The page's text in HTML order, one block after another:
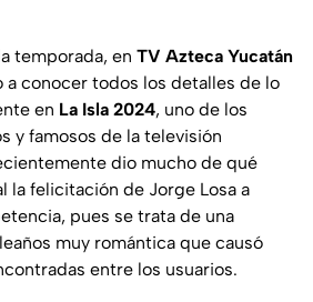
temporada, en TV Azteca Yucatán
a conocer todos los detalles de lo
en La Isla 2024, uno de los
y famosos de la televisión
dio mucho de qué
la felicitación de Jorge Losa a
pues se trata de una
muy romántica que causó
entre los usuarios.